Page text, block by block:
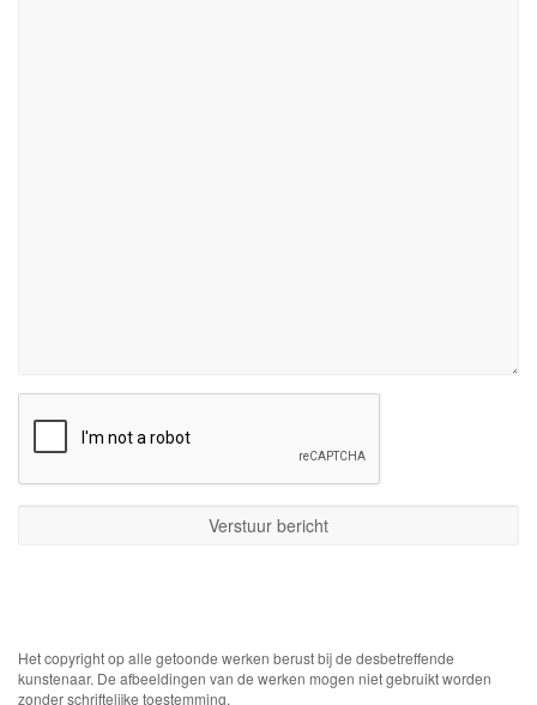
Het copyright op alle getoonde werken berust bij de desbetreffende
kunstenaar. De afbeeldingen van de werken mogen niet gebruikt worden
zonder schriftelijke toestemming.